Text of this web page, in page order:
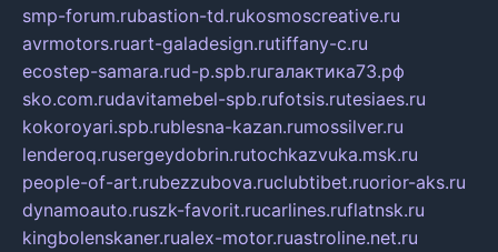
smp-forum.rubastion-td.rukosmoscreative.ru
avrmotors.ruart-galadesign.rutiffany-c.ru
ecostep-samara.rud-p.spb.ruгалактика73.рф
sko.com.rudavitamebel-spb.rufotsis.rutesiaes.ru
kokoroyari.spb.rublesna-kazan.rumossilver.ru
lenderoq.rusergeydobrin.rutochkazvuka.msk.ru
people-of-art.rubezzubova.ruclubtibet.ruorior-aks.ru
dynamoauto.ruszk-favorit.rucarlines.ruflatnsk.ru
kingbolenskaner.rualex-motor.ruastroline.net.ru